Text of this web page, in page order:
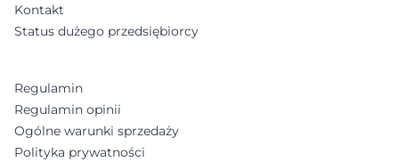
Kontakt
Status dużego przedsiębiorcy
Regulamin
Regulamin opinii
Ogólne warunki sprzedaży
Polityka prywatności